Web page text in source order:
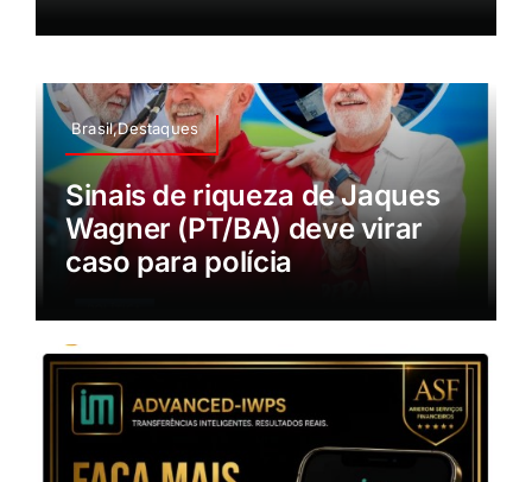
Brasil,Destaques
Sinais de riqueza de Jaques
Wagner (PT/BA) deve virar
caso para polícia